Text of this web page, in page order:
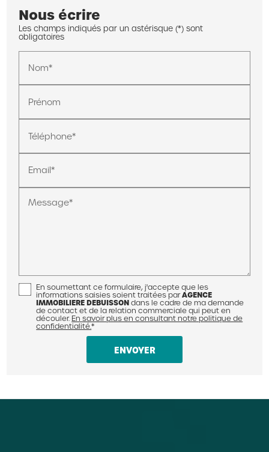
Nous écrire
Les champs indiqués par un astérisque (*) sont
obligatoires
Nom*
Prénom
Téléphone*
Email*
Message*
En soumettant ce formulaire, j'accepte que les
informations saisies soient traitées parAGENCE
IMMOBILIERE DEBUISSON dans le cadre de ma demande
de contact et de la relation commerciale qui peut en
découler. En savoir plus en consultant notre politique de
confidentialité.*